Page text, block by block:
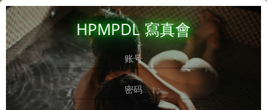
HPMPDL 寫真會